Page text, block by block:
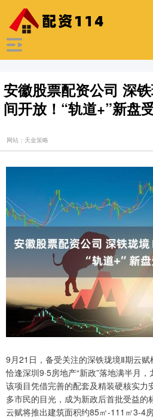
安徽股票配资公司 深
间开放！“轨道+”新盘
网站：天金策略
9月21日，备受关注的深铁珑境Ⅱ期云赋
恰逢深圳9·5房地产“新政”落地满半月
该项目凭借完善的配套及精装硬核实力
多市民的目光，成为新政后首批受益的
云赋将推出建筑面积约85㎡-111㎡3-4